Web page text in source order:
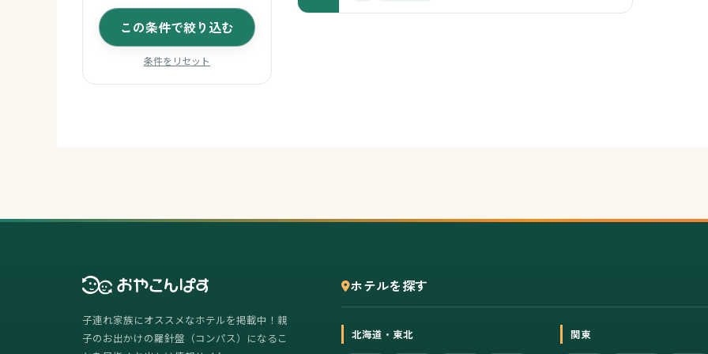
この条件で絞り込む
条件をリセット
子連れ家族にオススメなホテルを掲載中！親
子のお出かけの羅針盤（コンパス）になるこ
ホテルを探す
北海道・東北 関東